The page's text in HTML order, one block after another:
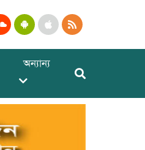
অন্যান্য